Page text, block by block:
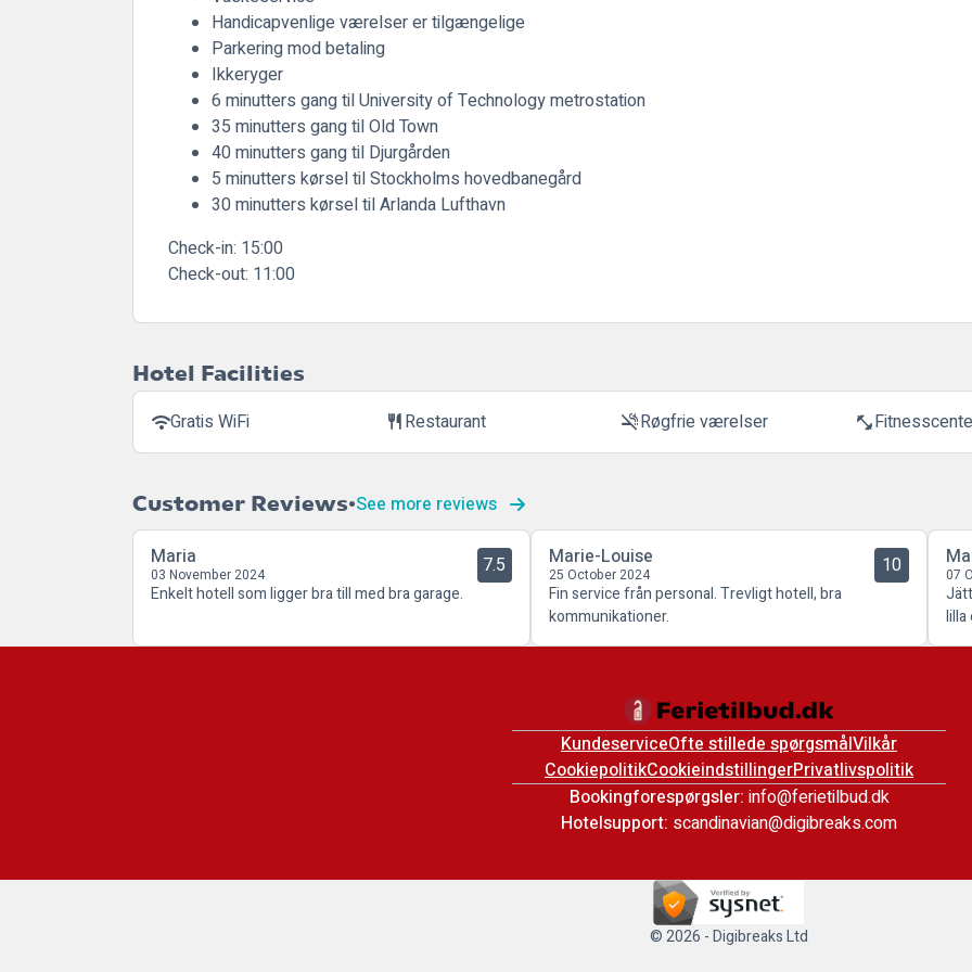
Handicapvenlige værelser er tilgængelige
Parkering mod betaling
Ikkeryger
6 minutters gang til University of Technology metrostation
35 minutters gang til Old Town
40 minutters gang til Djurgården
5 minutters kørsel til Stockholms hovedbanegård
30 minutters kørsel til Arlanda Lufthavn
Check-in: 15:00
Check-out: 11:00
Hotel Facilities
wifiGratis WiFi restaurantRestaurant smoke_freeRøgfrie værelser fitness_center
Customer Reviews See more reviews
Maria
03 November 2024 7.5
Enkelt hotell som ligger bra till med bra garage.
Marie-Louise
25 October 2024 10
Fin service från personal. Trevligt hotell, bra
kommunikationer.
07
lilla
KundeserviceOfte stillede spørgsmålVilkår
CookiepolitikCookieindstillingerPrivatlivspolitik
Bookingforespørgsler: info@ferietilbud.dk
Hotelsupport: scandinavian@digibreaks.com
© 2026 - Digibreaks Ltd